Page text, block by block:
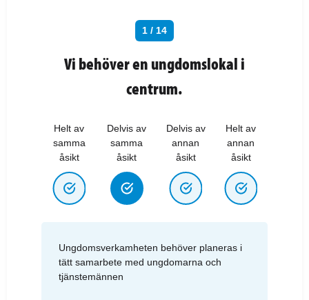
1 / 14
Vi behöver en ungdomslokal i
centrum.
Helt av
samma
åsikt
Delvis av
samma
åsikt
Delvis av
annan
åsikt
Helt av
annan
åsikt
Ungdomsverkamheten behöver planeras i
tätt samarbete med ungdomarna och
tjänstemännen